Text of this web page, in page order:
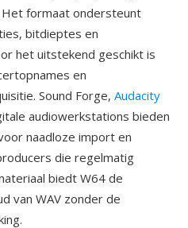
formaat ondersteunt
bitdieptes en
het uitstekend geschikt is
en
Sound Forge, Audacity
audiowerkstations bieden
naadloze import en
die regelmatig
biedt W64 de
van WAV zonder de